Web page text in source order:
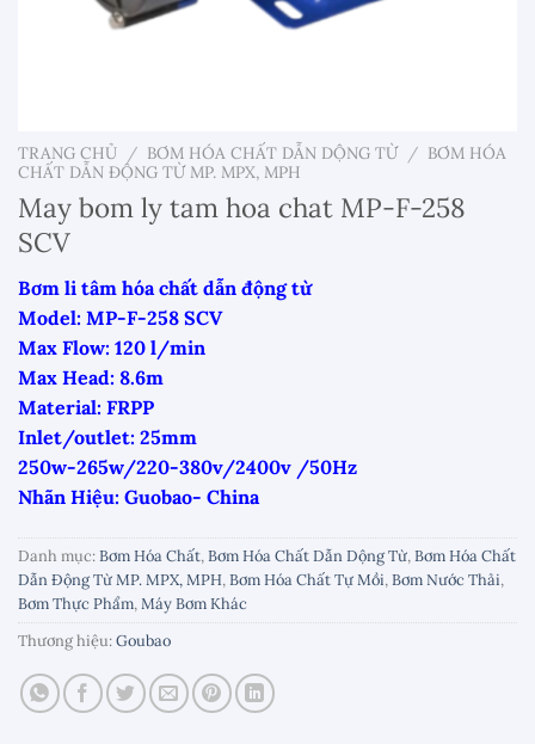
TRANG CHỦ / BƠM HÓA CHẤT DẪN DỘNG TỪ / BƠM HÓA
CHẤT DẪN ĐỘNG TỪ MP. MPX, MPH
May bom ly tam hoa chat MP-F-258
SCV
Bơm li tâm hóa chất dẫn động từ
Model: MP-F-258 SCV
Max Flow: 120 l/min
Max Head: 8.6m
Material: FRPP
Inlet/outlet: 25mm
250w-265w/220-380v/2400v /50Hz
Nhãn Hiệu: Guobao- China
Danh mục:Bơm Hóa Chất,Bơm Hóa Chất Dẫn Dộng Từ,Bơm Hóa Chất
Dẫn Động Từ MP. MPX, MPH,Bơm Hóa Chất Tự Mồi,Bơm Nước Thải,
Bơm Thực Phẩm,Máy Bơm Khác
Thương hiệu:Goubao